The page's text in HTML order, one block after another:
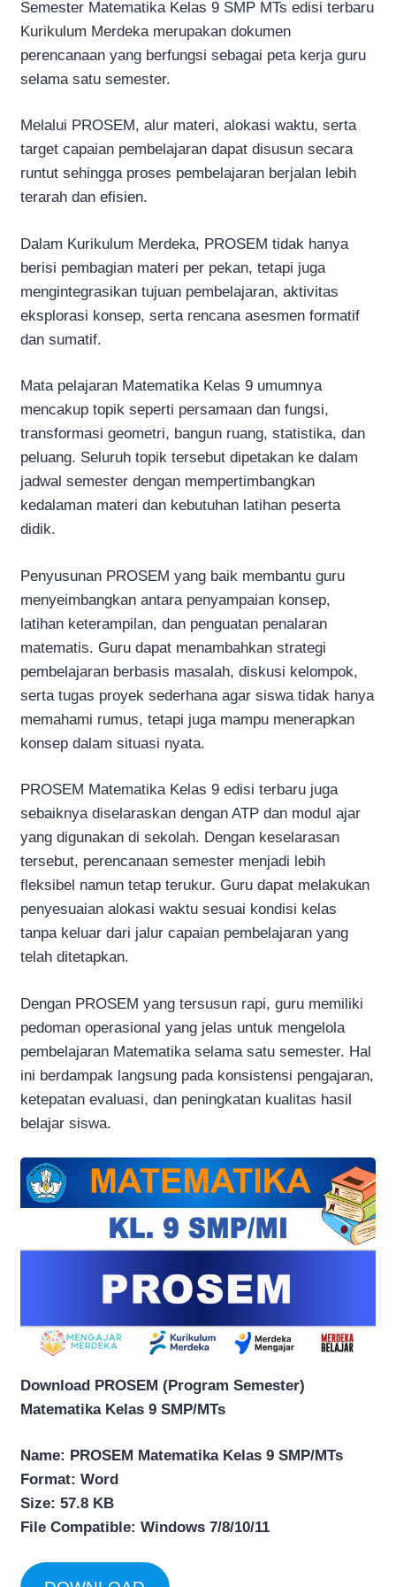
Semester Matematika Kelas 9 SMP MTs edisi terbaru
Kurikulum Merdeka merupakan dokumen
perencanaan yang berfungsi sebagai peta kerja guru
selama satu semester.
Melalui PROSEM, alur materi, alokasi waktu, serta
target capaian pembelajaran dapat disusun secara
runtut sehingga proses pembelajaran berjalan lebih
terarah dan efisien.
Dalam Kurikulum Merdeka, PROSEM tidak hanya
berisi pembagian materi per pekan, tetapi juga
mengintegrasikan tujuan pembelajaran, aktivitas
eksplorasi konsep, serta rencana asesmen formatif
dan sumatif.
Mata pelajaran Matematika Kelas 9 umumnya
mencakup topik seperti persamaan dan fungsi,
transformasi geometri, bangun ruang, statistika, dan
peluang. Seluruh topik tersebut dipetakan ke dalam
jadwal semester dengan mempertimbangkan
kedalaman materi dan kebutuhan latihan peserta
didik.
Penyusunan PROSEM yang baik membantu guru
menyeimbangkan antara penyampaian konsep,
latihan keterampilan, dan penguatan penalaran
matematis. Guru dapat menambahkan strategi
pembelajaran berbasis masalah, diskusi kelompok,
serta tugas proyek sederhana agar siswa tidak hanya
memahami rumus, tetapi juga mampu menerapkan
konsep dalam situasi nyata.
PROSEM Matematika Kelas 9 edisi terbaru juga
sebaiknya diselaraskan dengan ATP dan modul ajar
yang digunakan di sekolah. Dengan keselarasan
tersebut, perencanaan semester menjadi lebih
fleksibel namun tetap terukur. Guru dapat melakukan
penyesuaian alokasi waktu sesuai kondisi kelas
tanpa keluar dari jalur capaian pembelajaran yang
telah ditetapkan.
Dengan PROSEM yang tersusun rapi, guru memiliki
pedoman operasional yang jelas untuk mengelola
pembelajaran Matematika selama satu semester. Hal
ini berdampak langsung pada konsistensi pengajaran,
ketepatan evaluasi, dan peningkatan kualitas hasil
belajar siswa.
Download PROSEM (Program Semester)
Matematika Kelas 9 SMP/MTs
Name: PROSEM Matematika Kelas 9 SMP/MTs
Format: Word
Size: 57.8 KB
File Compatible: Windows 7/8/10/11